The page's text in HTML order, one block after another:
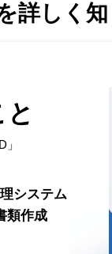
詳しく
システム
類作成